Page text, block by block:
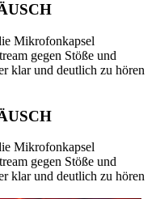
Mikrofonkapsel
gegen Stöße und
klar und deutlich zu hören
Mikrofonkapsel
gegen Stöße und
klar und deutlich zu hören